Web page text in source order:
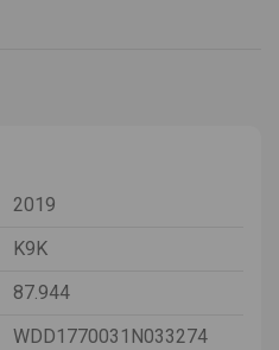
2019
K9K
87.944
WDD1770031N033274